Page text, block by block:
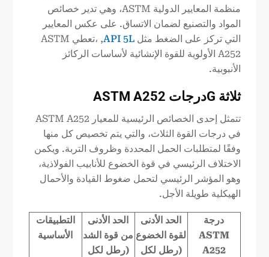
منظمة المعايير الدولية ASTM، وهي تدير خصائص
المواد والتصنيع لضمان الاتساق. على عكس المعايير
التي تركز على الضغط مثلAPI 5L
, ،تعطي ASTM
A252 الأولوية للقوة الإنشائية لأساسات الركائز
الأنبوبية.
ثلاثة Gدرجات ASTM A252
تتمثل إحدى الخصائص الرئيسية للمعيار ASTM A252
في درجات القوة الثلاث، والتي يتم تخصيص كل منها
وفقًا لمتطلبات الحمل المحددة وظروف التربة. ويكمن
الاختلاف الرئيسي في قوة الخضوع للأنابيب الفولاذية،
وهو المؤشر الرئيسي لتحمل ضغوط القيادة والأحمال
الهيكلية طويلة الأجل.
درجة
ASTM
A252
الحد الأدنى
لقوة الخضوع
(رطل لكل
الحد الأدنى
من قوة الشد
(رطل لكل
التطبيقات
الأساسية